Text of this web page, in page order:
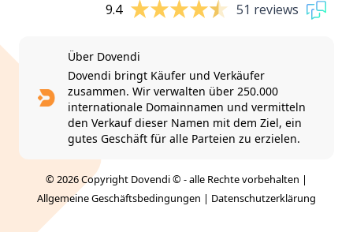
9.4 51 reviews
Über Dovendi
Dovendi bringt Käufer und Verkäufer
zusammen. Wir verwalten über 250.000
internationale Domainnamen und vermitteln
den Verkauf dieser Namen mit dem Ziel, ein
gutes Geschäft für alle Parteien zu erzielen.
© 2026 Copyright Dovendi © - alle Rechte vorbehalten |
Allgemeine Geschäftsbedingungen | Datenschutzerklärung